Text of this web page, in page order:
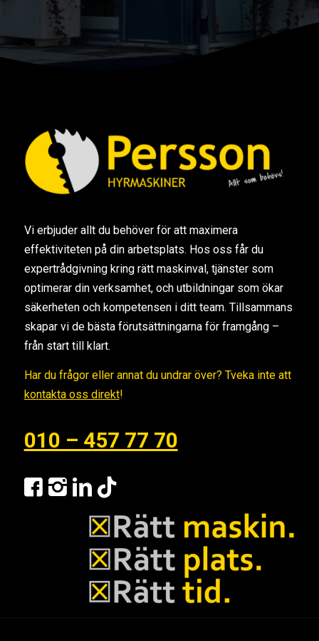
Vi erbjuder allt du behöver för att maximera
effektiviteten på din arbetsplats. Hos oss får du
expertrådgivning kring rätt maskinval, tjänster som
optimerar din verksamhet, och utbildningar som ökar
säkerheten och kompetensen i ditt team. Tillsammans
skapar vi de bästa förutsättningarna för framgång –
från start till klart.
Har du frågor eller annat du undrar över? Tveka inte att
kontakta oss direkt!
010 – 457 77 70